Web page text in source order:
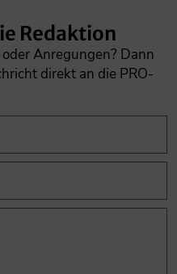
Redaktion
Anregungen? Dann
direkt an die PRO-